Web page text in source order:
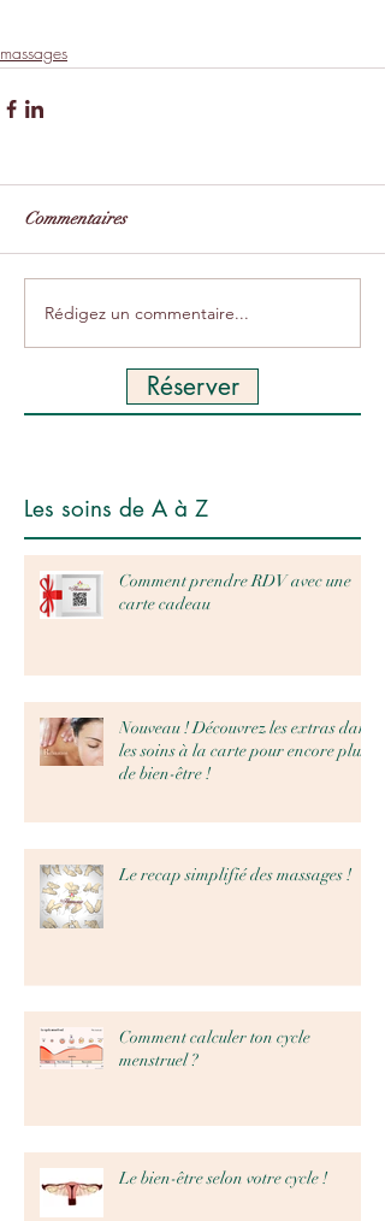
massages
Commentaires
Rédigez un commentaire...
Réserver
Les soins de A à Z
Comment prendre RDV avec une
carte cadeau
Nouveau ! Découvrez les extras dans
les soins à la carte pour encore plus
de bien-être !
Le recap simplifié des massages !
Comment calculer ton cycle
menstruel ?
Le bien-être selon votre cycle !